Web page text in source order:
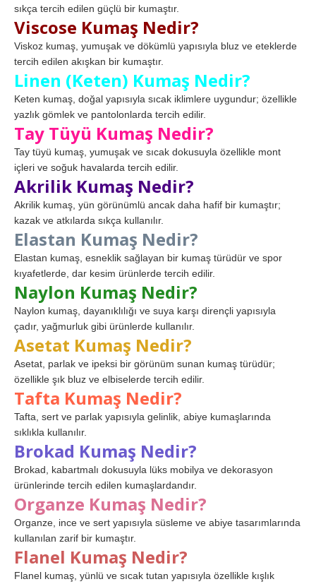
sıkça tercih edilen güçlü bir kumaştır.
Viscose Kumaş Nedir?
Viskoz kumaş, yumuşak ve dökümlü yapısıyla bluz ve eteklerde
tercih edilen akışkan bir kumaştır.
Linen (Keten) Kumaş Nedir?
Keten kumaş, doğal yapısıyla sıcak iklimlere uygundur; özellikle
yazlık gömlek ve pantolonlarda tercih edilir.
Tay Tüyü Kumaş Nedir?
Tay tüyü kumaş, yumuşak ve sıcak dokusuyla özellikle mont
içleri ve soğuk havalarda tercih edilir.
Akrilik Kumaş Nedir?
Akrilik kumaş, yün görünümlü ancak daha hafif bir kumaştır;
kazak ve atkılarda sıkça kullanılır.
Elastan Kumaş Nedir?
Elastan kumaş, esneklik sağlayan bir kumaş türüdür ve spor
kıyafetlerde, dar kesim ürünlerde tercih edilir.
Naylon Kumaş Nedir?
Naylon kumaş, dayanıklılığı ve suya karşı dirençli yapısıyla
çadır, yağmurluk gibi ürünlerde kullanılır.
Asetat Kumaş Nedir?
Asetat, parlak ve ipeksi bir görünüm sunan kumaş türüdür;
özellikle şık bluz ve elbiselerde tercih edilir.
Tafta Kumaş Nedir?
Tafta, sert ve parlak yapısıyla gelinlik, abiye kumaşlarında
sıklıkla kullanılır.
Brokad Kumaş Nedir?
Brokad, kabartmalı dokusuyla lüks mobilya ve dekorasyon
ürünlerinde tercih edilen kumaşlardandır.
Organze Kumaş Nedir?
Organze, ince ve sert yapısıyla süsleme ve abiye tasarımlarında
kullanılan zarif bir kumaştır.
Flanel Kumaş Nedir?
Flanel kumaş, yünlü ve sıcak tutan yapısıyla özellikle kışlık